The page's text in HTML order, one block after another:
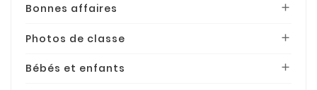
Bonnes affaires 
Photos de classe 
Bébés et enfants 